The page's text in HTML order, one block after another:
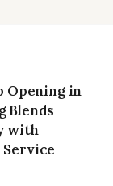
Opening in
Blends
with